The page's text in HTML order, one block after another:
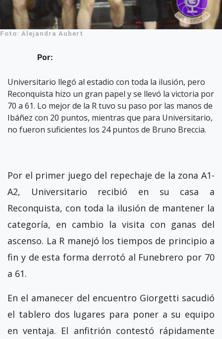
Foto: Alejandra Aubert
Por:
Universitario llegó al estadio con toda la ilusión, pero
Reconquista hizo un gran papel y se llevó la victoria por
70 a 61. Lo mejor de la R tuvo su paso por las manos de
Ibáñez con 20 puntos, mientras que para Universitario,
no fueron suficientes los 24 puntos de Bruno Breccia.
Por el primer juego del repechaje de la zona A1-
A2, Universitario recibió en su casa a
Reconquista, con toda la ilusión de mantener la
categoría, en cambio la visita con ganas del
ascenso. La R manejó los tiempos de principio a
fin y de esta forma derrotó al Funebrero por 70
a 61.
En el amanecer del encuentro Giorgetti sacudió
el tablero dos lugares para poner a su equipo
en ventaja. El anfitrión contestó rápidamente